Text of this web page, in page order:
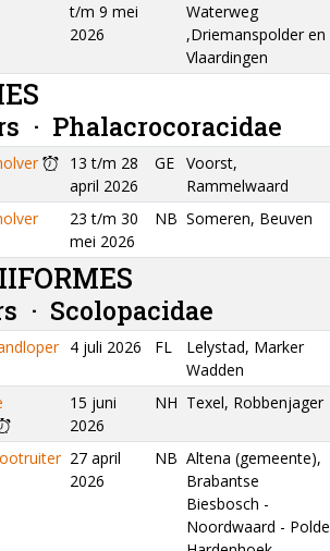
t/m 9 mei
2026
Waterweg
,Driemanspolder en
Vlaardingen
· Phalacrocoracidae
13 t/m 28
april 2026
GE Voorst,
Rammelwaard
23 t/m 30
mei 2026
NB Someren, Beuven
· Scolopacidae
4 juli 2026 FL
Lelystad, Marker
Wadden
15 juni
2026
NH Texel, Robbenjager
27 april
2026
NB Altena (gemeente),
Brabantse
Biesbosch -
Noordwaard -